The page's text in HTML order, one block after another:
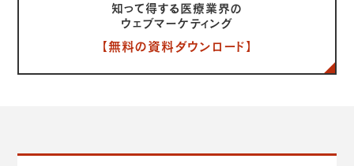
知って得する医療業界の
ウェブマーケティング
【無料の資料ダウンロード】